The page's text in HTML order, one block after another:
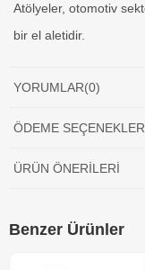
Atölyeler, otomotiv
bir el aletidir.
YORUMLAR(0)
ÖDEME
ÜRÜN ÖNERILERI
Benzer Ürünler